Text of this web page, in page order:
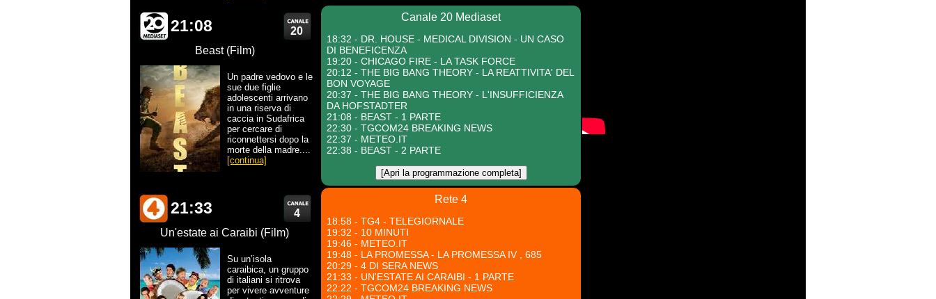
21:08
20
Beast (Film)
Un padre vedovo e le
sue due figlie
adolescenti arrivano
in una riserva di
caccia in Sudafrica
per cercare di
riconnettersi dopo la
morte della madre....
[continua]
Canale 20 Mediaset
18:32 - DR. HOUSE - MEDICAL DIVISION - UN CASO
DI BENEFICENZA
19:20 - CHICAGO FIRE - LA TASK FORCE
20:12 - THE BIG BANG THEORY - LA REATTIVITA' DEL
BON VOYAGE
20:37 - THE BIG BANG THEORY - L'INSUFFICIENZA
DA HOFSTADTER
21:08 - BEAST - 1 PARTE
22:30 - TGCOM24 BREAKING NEWS
22:37 - METEO.IT
22:38 - BEAST - 2 PARTE
[Apri la programmazione completa]
21:33
4
Un'estate ai Caraibi (Film)
Su un’isola
caraibica, un gruppo
di italiani si ritrova
per vivere avventure
Rete 4
18:58 - TG4 - TELEGIORNALE
19:32 - 10 MINUTI
19:46 - METEO.IT
19:48 - LA PROMESSA - LA PROMESSA IV , 685
20:29 - 4 DI SERA NEWS
21:33 - UN'ESTATE AI CARAIBI - 1 PARTE
22:22 - TGCOM24 BREAKING NEWS